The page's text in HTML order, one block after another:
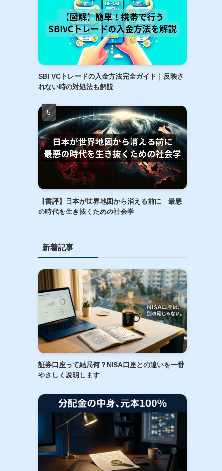
SBI VCトレードの入金方法完全ガイド｜反映さ
れない時の対処法も解説
【書評】日本が世界地図から消える前に 最悪
の時代を生き抜くための社会学
新着記事
証券口座って結局何？NISA口座との違いを一番
やさしく説明します